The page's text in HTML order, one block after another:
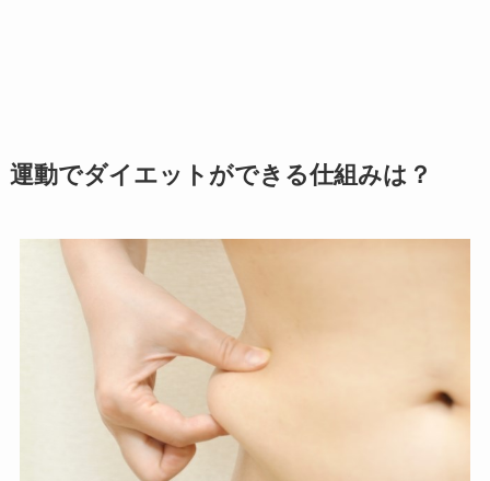
運動でダイエットができる仕組みは？